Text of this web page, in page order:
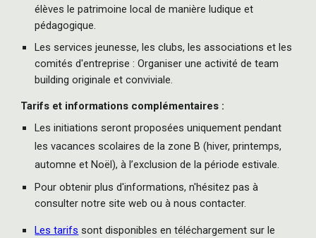
élèves le patrimoine local de manière ludique et
pédagogique.
Les services jeunesse, les clubs, les associations et les
comités d'entreprise : Organiser une activité de team
building originale et conviviale.
Tarifs et informations complémentaires :
Les initiations seront proposées uniquement pendant
les vacances scolaires de la zone B (hiver, printemps,
automne et Noël), à l’exclusion de la période estivale.
Pour obtenir plus d'informations, n'hésitez pas à
consulter notre site web ou à nous contacter.
Les tarifs sont disponibles en téléchargement sur le